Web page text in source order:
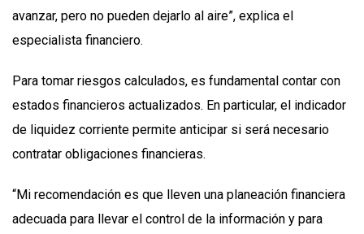
avanzar, pero no pueden dejarlo al aire”, explica el
especialista financiero.
Para tomar riesgos calculados, es fundamental contar con
estados financieros actualizados. En particular, el indicador
de liquidez corriente permite anticipar si será necesario
contratar obligaciones financieras.
“Mi recomendación es que lleven una planeación financiera
adecuada para llevar el control de la información y para